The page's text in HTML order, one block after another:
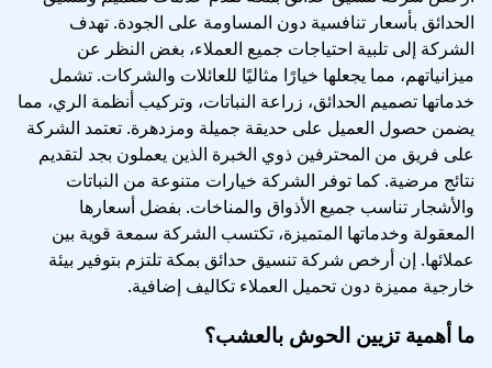
الحدائق بأسعار تنافسية دون المساومة على الجودة. تهدف
الشركة إلى تلبية احتياجات جميع العملاء، بغض النظر عن
ميزانياتهم، مما يجعلها خيارًا مثاليًا للعائلات والشركات. تشمل
خدماتها تصميم الحدائق، زراعة النباتات، وتركيب أنظمة الري، مما
يضمن حصول العميل على حديقة جميلة ومزدهرة. تعتمد الشركة
على فريق من المحترفين ذوي الخبرة الذين يعملون بجد لتقديم
نتائج مرضية. كما توفر الشركة خيارات متنوعة من النباتات
والأشجار تناسب جميع الأذواق والمناخات. بفضل أسعارها
المعقولة وخدماتها المتميزة، تكتسب الشركة سمعة قوية بين
عملائها. إن أرخص شركة تنسيق حدائق بمكة تلتزم بتوفير بيئة
خارجية مميزة دون تحميل العملاء تكاليف إضافية.
ما أهمية تزيين الحوش بالعشب؟